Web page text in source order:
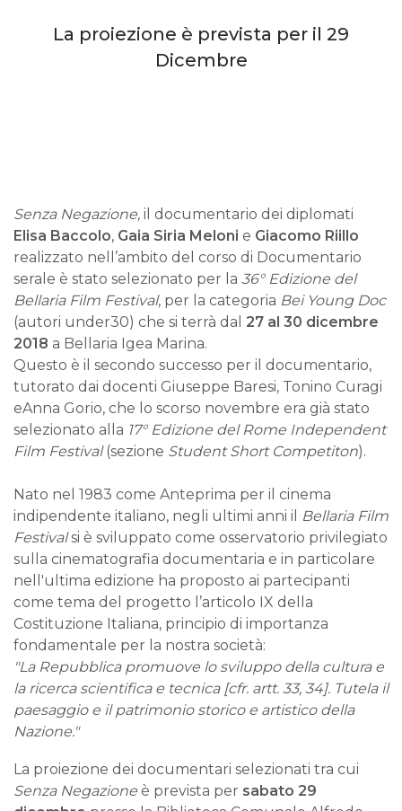
La proiezione è prevista per il 29
Dicembre
Senza Negazione, il documentario dei diplomati
Elisa Baccolo, Gaia Siria Meloni e Giacomo Riillo
realizzato nell’ambito del corso di Documentario
serale è stato selezionato per la 36° Edizione del
Bellaria Film Festival, per la categoria Bei Young Doc
(autori under30) che si terrà dal 27 al 30 dicembre
2018 a Bellaria Igea Marina.
Questo è il secondo successo per il documentario,
tutorato dai docenti Giuseppe Baresi, Tonino Curagi
eAnna Gorio, che lo scorso novembre era già stato
selezionato alla 17° Edizione del Rome Independent
Film Festival (sezione Student Short Competiton).
Nato nel 1983 come Anteprima per il cinema
indipendente italiano, negli ultimi anni il
Bellaria Film
Festivalsi è sviluppato come osservatorio privilegiato
sulla cinematografia documentaria e in particolare
nell'ultima edizione ha proposto ai partecipanti
come tema del progetto l’articolo IX della
Costituzione Italiana, principio di importanza
fondamentale per la nostra società:
"La Repubblica promuove lo sviluppo della cultura e
la ricerca scientifica e tecnica [cfr. artt. 33, 34]. Tutela il
paesaggio e il patrimonio storico e artistico della
Nazione."
La proiezione dei documentari selezionati tra cui
Senza Negazione è prevista per sabato 29